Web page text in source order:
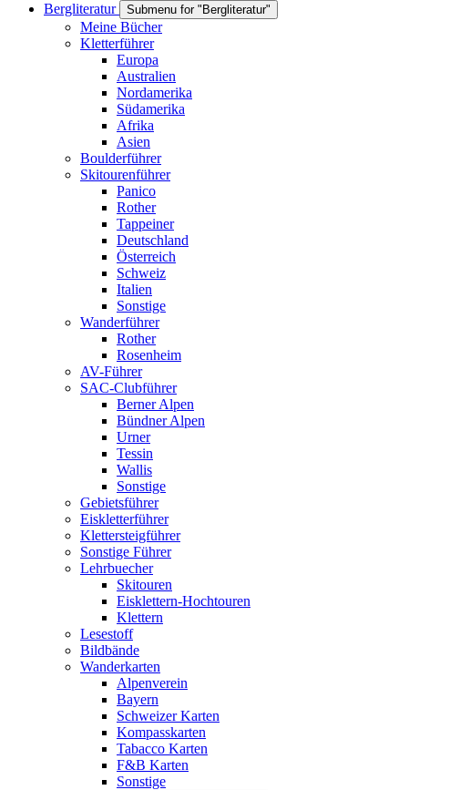
Bergliteratur
Submenu for "Bergliteratur"
Meine Bücher
Kletterführer
Europa
Australien
Nordamerika
Südamerika
Afrika
Asien
Boulderführer
Skitourenführer
Panico
Rother
Tappeiner
Deutschland
Österreich
Schweiz
Italien
Sonstige
Wanderführer
Rother
Rosenheim
AV-Führer
SAC-Clubführer
Berner Alpen
Bündner Alpen
Urner
Tessin
Wallis
Sonstige
Gebietsführer
Eiskletterführer
Klettersteigführer
Sonstige Führer
Lehrbuecher
Skitouren
Eisklettern-Hochtouren
Klettern
Lesestoff
Bildbände
Wanderkarten
Alpenverein
Bayern
Schweizer Karten
Kompasskarten
Tabacco Karten
F&B Karten
Sonstige